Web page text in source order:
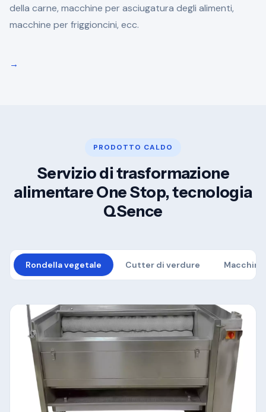
della carne, macchine per asciugatura degli alimenti,
macchine per friggioncini, ecc.
→
PRODOTTO CALDO
Servizio di trasformazione
alimentare One Stop, tecnologia
QSence
Rondella vegetale Cutter di verdure